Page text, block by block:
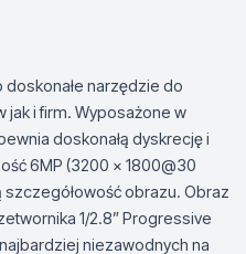
doskonałe narzędzie do
i firm. Wyposażone w
doskonałą dyskrecję i
6MP (3200 x 1800@30
obrazu. Obraz
1/2.8” Progressive
niezawodnych na